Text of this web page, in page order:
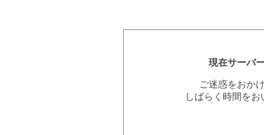
現在サーバ
ご迷惑をおか
しばらく時間を